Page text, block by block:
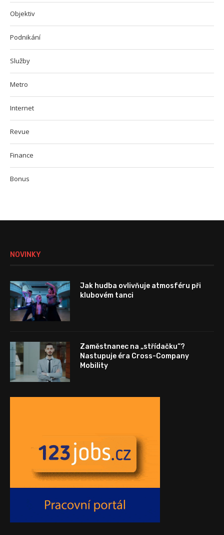
Objektiv
Podnikání
Služby
Metro
Internet
Revue
Finance
Bonus
NOVINKY
Jak hudba ovlivňuje atmosféru při
klubovém tanci
Zaměstnanec na „střídačku“?
Nastupuje éra Cross-Company
Mobility